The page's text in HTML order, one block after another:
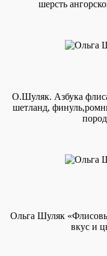
шерсть
О.Шуляк. Азбука
шетланд,
Ольга Шуляк
вкус и